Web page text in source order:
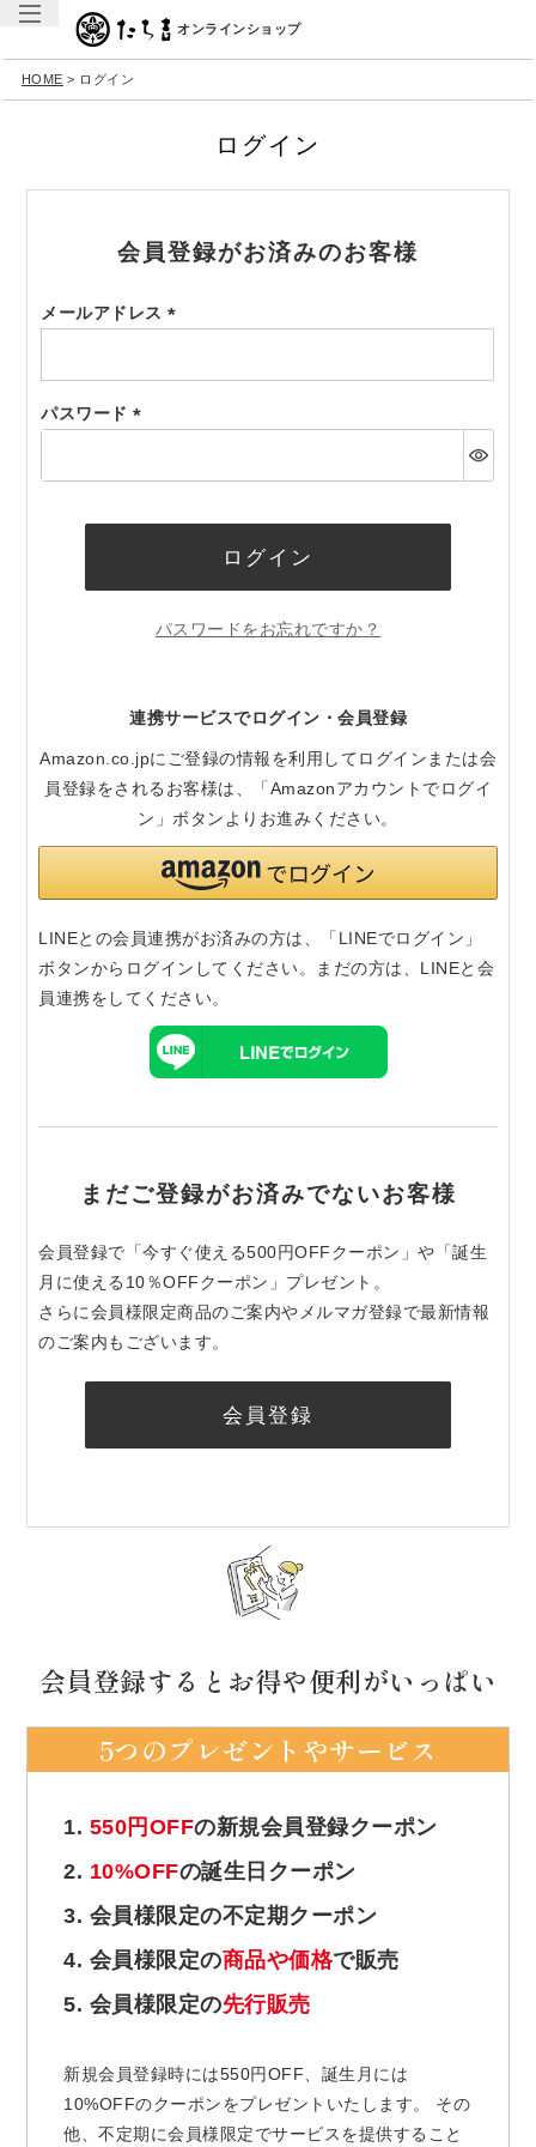
オンラインショップ
HOME ログイン
ログイン
会員登録がお済みのお客様
メールアドレス
須)
パスワード
須)
ログイン
パスワードをお忘れですか？
連携サービスでログイン・会員登録
Amazon.co.jpにご登録の情報を利用してログインまたは会
員登録をされるお客様は、「Amazonアカウントでログイ
ン」ボタンよりお進みください。
LINEとの会員連携がお済みの方は、「LINEでログイン」
ボタンからログインしてください。まだの方は、 LINEと会
員連携をしてください。
まだご登録がお済みでないお客様
会員登録で「今すぐ使える500円OFFクーポン」や「誕生
月に使える10％OFFクーポン」プレゼント。
さらに会員様限定商品のご案内やメルマガ登録で最新情報
のご案内もございます。
会員登録
会員登録するとお得や便利がいっぱい
5つのプレゼントやサービス
1. 550円OFFの新規会員登録クーポン
2. 10%OFFの誕生日クーポン
3. 会員様限定の不定期クーポン
4. 会員様限定の商品や価格で販売
5. 会員様限定の先行販売
新規会員登録時には550円OFF、誕生月には
10%OFFのクーポンをプレゼントいたします。 その
他、不定期に会員様限定でサービスを提供すること